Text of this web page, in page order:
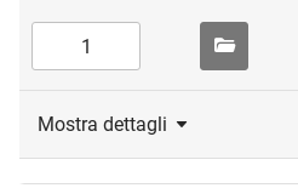
Mostra dettagli